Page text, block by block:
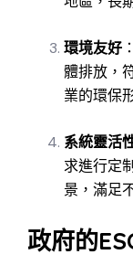
環境友好
體排放，
業的環保
系統靈活
求進行定
景，滿足
政府的